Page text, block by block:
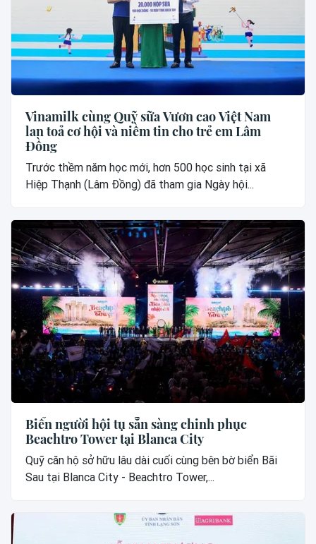
Vinamilk cùng Quỹ sữa Vươn cao Việt Nam
lan toả cơ hội và niềm tin cho trẻ em Lâm
Đồng
Trước thềm năm học mới, hơn 500 học sinh tại xã
Hiệp Thạnh (Lâm Đồng) đã tham gia Ngày hội...
Biển người hội tụ sẵn sàng chinh phục
Beachtro Tower tại Blanca City
Quỹ căn hộ sở hữu lâu dài cuối cùng bên bờ biển Bãi
Sau tại Blanca City - Beachtro Tower,...